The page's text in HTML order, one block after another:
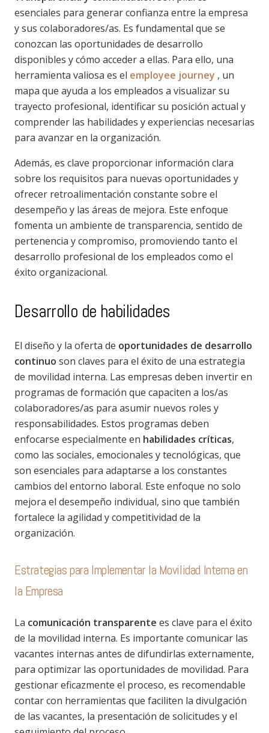
esenciales para generar confianza entre la empresa
y sus colaboradores/as. Es fundamental que se
conozcan las oportunidades de desarrollo
disponibles y cómo acceder a ellas. Para ello, una
herramienta valiosa es el employee journey , un
mapa que ayuda a los empleados a visualizar su
trayecto profesional, identificar su posición actual y
comprender las habilidades y experiencias necesarias
para avanzar en la organización.
Además, es clave proporcionar información clara
sobre los requisitos para nuevas oportunidades y
ofrecer retroalimentación constante sobre el
desempeño y las áreas de mejora. Este enfoque
fomenta un ambiente de transparencia, sentido de
pertenencia y compromiso, promoviendo tanto el
desarrollo profesional de los empleados como el
éxito organizacional.
Desarrollo de habilidades
El diseño y la oferta de oportunidades de desarrollo
continuo son claves para el éxito de una estrategia
de movilidad interna. Las empresas deben invertir en
programas de formación que capaciten a los/as
colaboradores/as para asumir nuevos roles y
responsabilidades. Estos programas deben
enfocarse especialmente en habilidades críticas,
como las sociales, emocionales y tecnológicas, que
son esenciales para adaptarse a los constantes
cambios del entorno laboral. Este enfoque no solo
mejora el desempeño individual, sino que también
fortalece la agilidad y competitividad de la
organización.
Estrategias para Implementar la Movilidad Interna en
la Empresa
La comunicación transparente es clave para el éxito
de la movilidad interna. Es importante comunicar las
vacantes internas antes de difundirlas externamente,
para optimizar las oportunidades de movilidad. Para
gestionar eficazmente el proceso, es recomendable
contar con herramientas que faciliten la divulgación
de las vacantes, la presentación de solicitudes y el